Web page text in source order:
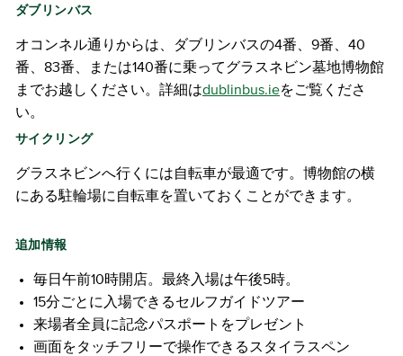
ダブリンバス
オコンネル通りからは、ダブリンバスの4番、9番、40
番、83番、または140番に乗ってグラスネビン墓地博物館
までお越しください。詳細はdublinbus.ieをご覧くださ
い。
サイクリング
グラスネビンへ行くには自転車が最適です。博物館の横
にある駐輪場に自転車を置いておくことができます。
追加情報
毎日午前10時開店。最終入場は午後5時。
15分ごとに入場できるセルフガイドツアー
来場者全員に記念パスポートをプレゼント
画面をタッチフリーで操作できるスタイラスペン